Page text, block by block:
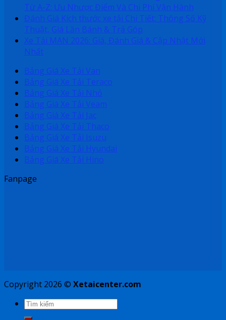
Từ A-Z: Ưu Nhược Điểm Và Chi Phí Vận Hành
Đánh Giá Kích thước xe tải Chi Tiết: Thông Số Kỹ
Thuật, Giá Lăn Bánh & Trả Góp
Xe Tải MAN 2026: Giá, Đánh Giá & Cập Nhật Mới
Nhất
Bảng Giá Xe Tải Van
Bảng Giá Xe Tải Teraco
Bảng Giá Xe Tải Nhỏ
Bảng Giá Xe Tải Veam
Bảng Giá Xe Tải Jac
Bảng Giá Xe Tải Thaco
Bảng Giá Xe Tải Isuzu
Bảng Giá Xe Tải Hyundai
Bảng Giá Xe Tải Hino
Fanpage
Copyright 2026 © Xetaicenter.com